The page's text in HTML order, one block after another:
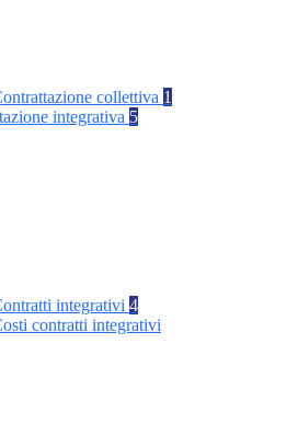
collettiva 1
integrativa 5
integrativi 4
contratti integrativi